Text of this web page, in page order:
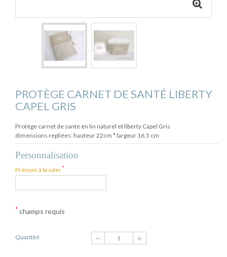
PROTÈGE CARNET DE SANTÉ LIBERTY
CAPEL GRIS
Protège carnet de santé en lin naturel et liberty Capel Gris
dimensions repliées: hauteur 22cm * largeur 16.5 cm
Personnalisation
Prénom à broder*
* champs requis
Quantité